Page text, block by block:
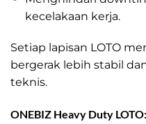
kecelakaan kerja.
Setiap lapisan LOTO
bergerak lebih stabil
teknis.
ONEBIZ Heavy Duty